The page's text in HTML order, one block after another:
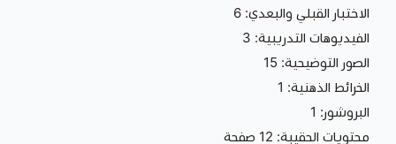
الاختبار القبلي والبعدي: 6
الفيديوهات التدريبية: 3
الصور التوضيحية: 15
الخرائط الذهنية: 1
البروشور: 1
محتويات الحقيبة: 12 صفحة